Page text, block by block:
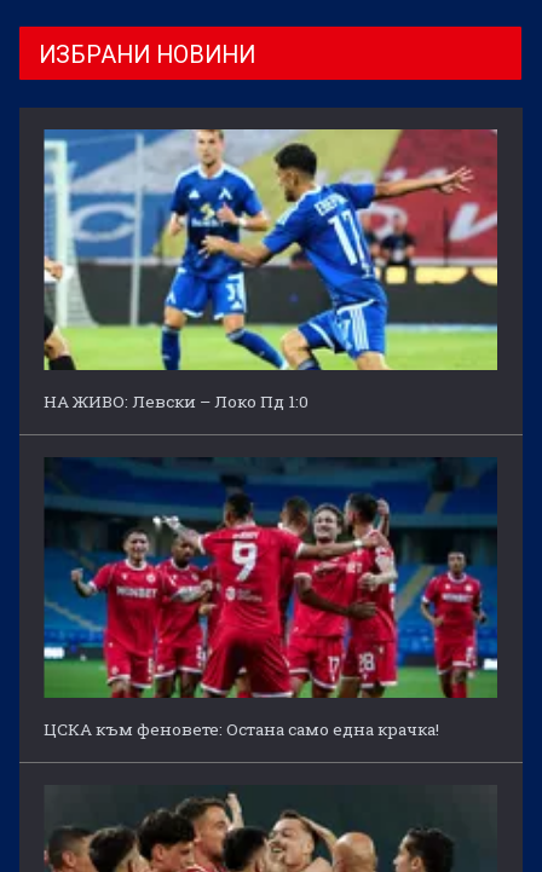
ИЗБРАНИ НОВИНИ
НА ЖИВО: Левски – Локо Пд 1:0
ЦСКА към феновете: Остана само една крачка!